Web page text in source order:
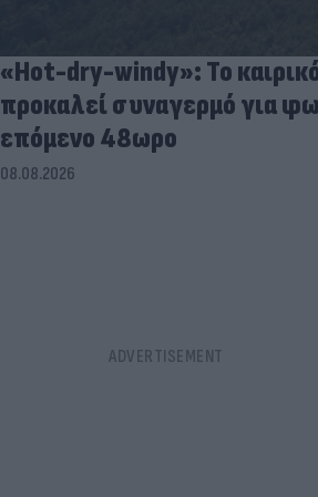
«Hot-dry-windy»: Το
προκαλεί συναγερμό για
επόμενο 48ωρο
08.08.2026